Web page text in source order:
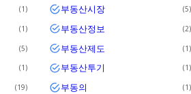
1 부동산시장 5
1 부동산정보 2
5 부동산제도 1
1 부동산투기 1
19 부동의 1